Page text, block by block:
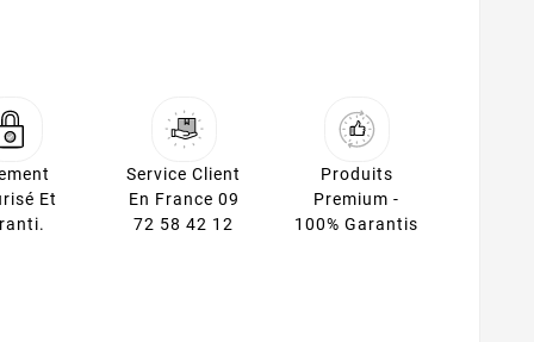
Et
Service Client
En France 09
72 58 42 12
Produits
Premium -
100% Garantis